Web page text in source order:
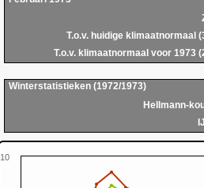
T.o.v. huidige klimaatnormaal
T.o.v. klimaatnormaal voor 1973
Winterstatistieken (1972/1973)
Hellmann-
10